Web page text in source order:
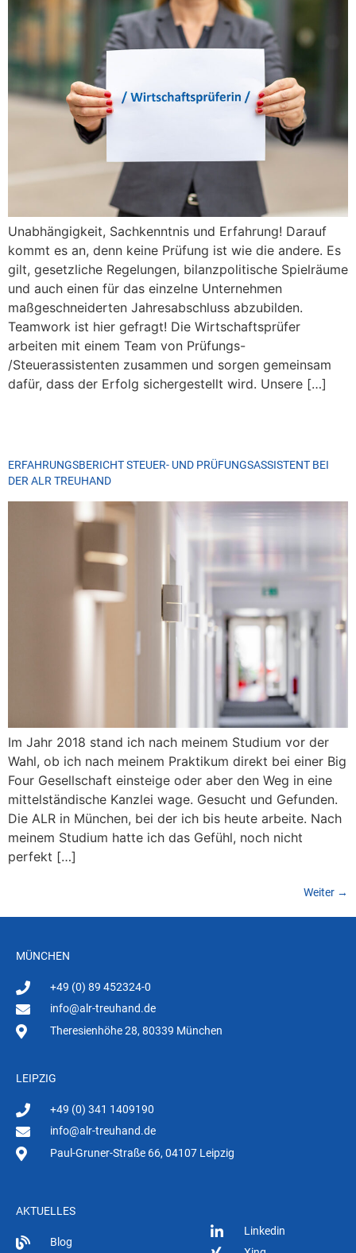
Unabhängigkeit, Sachkenntnis und Erfahrung! Darauf
kommt es an, denn keine Prüfung ist wie die andere. Es
gilt, gesetzliche Regelungen, bilanzpolitische Spielräume
und auch einen für das einzelne Unternehmen
maßgeschneiderten Jahresabschluss abzubilden.
Teamwork ist hier gefragt! Die Wirtschaftsprüfer
arbeiten mit einem Team von Prüfungs-
/Steuerassistenten zusammen und sorgen gemeinsam
dafür, dass der Erfolg sichergestellt wird. Unsere […]
ERFAHRUNGSBERICHT STEUER- UND PRÜFUNGSASSISTENT BEI
DER ALR TREUHAND
Im Jahr 2018 stand ich nach meinem Studium vor der
Wahl, ob ich nach meinem Praktikum direkt bei einer Big
Four Gesellschaft einsteige oder aber den Weg in eine
mittelständische Kanzlei wage. Gesucht und Gefunden.
Die ALR in München, bei der ich bis heute arbeite. Nach
meinem Studium hatte ich das Gefühl, noch nicht
perfekt […]
Weiter →
MÜNCHEN
+49 (0) 89 452324-0
info@alr-treuhand.de
Theresienhöhe 28, 80339 München
LEIPZIG
+49 (0) 341 1409190
info@alr-treuhand.de
Paul-Gruner-Straße 66, 04107 Leipzig
AKTUELLES
Blog
Linkedin